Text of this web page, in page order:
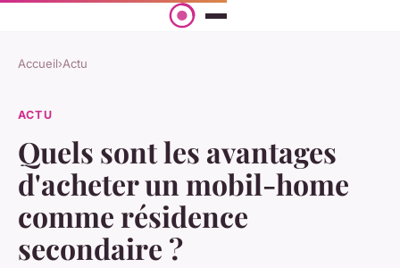
Accueil›Actu
ACTU
Quels sont les avantages
d'acheter un mobil-home
comme résidence
secondaire ?